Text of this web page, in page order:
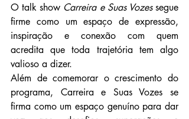
O talk show Carreira e Suas Vozes segue
firme como um espaço de expressão,
inspiração e conexão com quem
acredita que toda trajetória tem algo
valioso a dizer.
Além de comemorar o crescimento do
programa, Carreira e Suas Vozes se
firma como um espaço genuíno para dar